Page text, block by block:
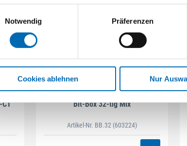
Notwendig
Präferenzen
Cookies ablehnen Nur
CT
STAHLHÄRTER
Bit-Box 32-tlg Mix
Artikel-Nr. BB.32 (603224)